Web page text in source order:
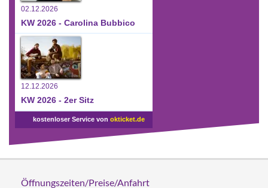
02.12.2026
KW 2026 - Carolina Bubbico
12.12.2026
KW 2026 - 2er Sitz
kostenloser Service von okticket.de
Öffnungszeiten/Preise/Anfahrt